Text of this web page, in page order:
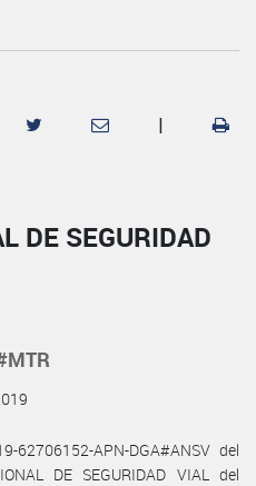
|
DE SEGURIDAD
62706152-APN-DGA#ANSV del
DE SEGURIDAD VIAL del